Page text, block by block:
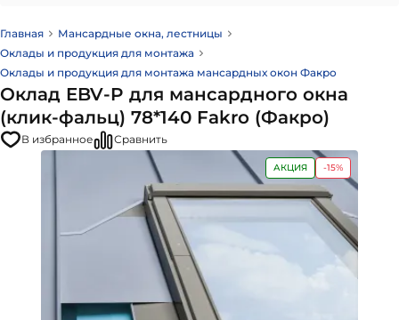
Главная
Мансардные окна, лестницы
Оклады и продукция для монтажа
Оклады и продукция для монтажа мансардных окон Факро
Оклад EBV-P для мансардного окна
(клик-фальц) 78*140 Fakro (Факро)
В избранное Сравнить
АКЦИЯ -15%